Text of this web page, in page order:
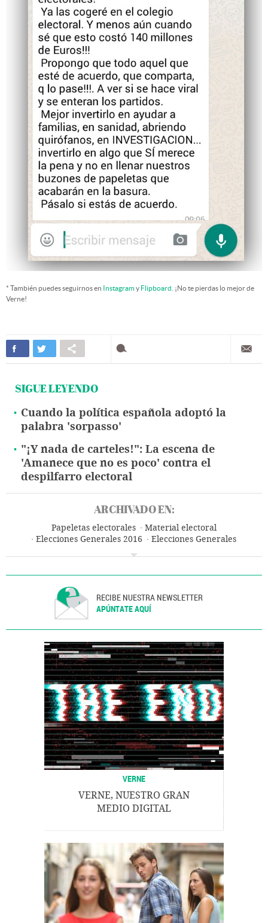
* También puedes seguirnos en Instagramy Flipboard . ¡No te pierdas lo mejor de
Verne!
SIGUE LEYENDO
Cuando la política española adoptó la
palabra 'sorpasso'
"¡Y nada de carteles!": La escena de
'Amanece que no es poco' contra el
despilfarro electoral
ARCHIVADO EN:
Papeletas electorales
Material electoral
Elecciones Generales 2016
Elecciones Generales
RECIBE NUESTRA NEWSLETTER
APÚNTATE AQUÍ
VERNE
VERNE, NUESTRO GRAN
MEDIO DIGITAL